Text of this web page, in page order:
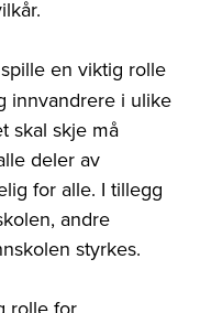
en viktig rolle
innvandrere i ulike
skal skje må
deler av
for alle. I tillegg
andre
styrkes.